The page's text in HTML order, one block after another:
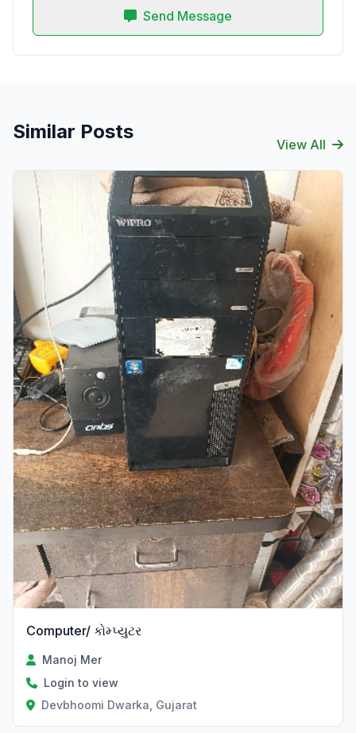
Send Message
Similar Posts
View All
Computer/ કોમ્પ્યુટર
Manoj Mer
Login to view
Devbhoomi Dwarka, Gujarat